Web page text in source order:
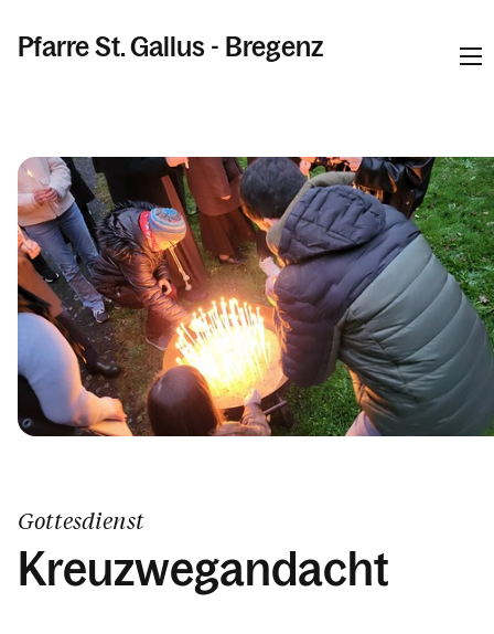
Pfarre St. Gallus - Bregenz
Kalender
Personen
Kontakt
Gottesdienst
Kreuzwegandacht